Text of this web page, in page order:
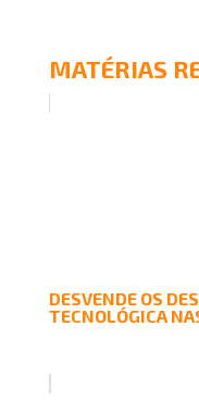
MATÉRIAS
DESVENDE OS
TECNOLÓGICA